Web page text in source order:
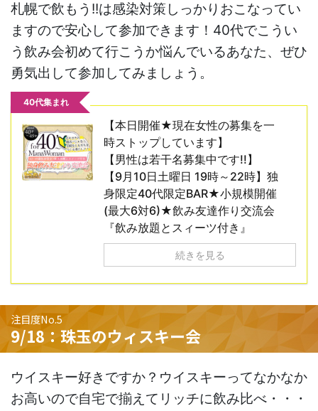
札幌で飲もう!!は感染対策しっかりおこなってい
ますので安心して参加できます！40代でこうい
う飲み会初めて行こうか悩んでいるあなた、ぜひ
勇気出して参加してみましょう。
40代集まれ
【本日開催★現在女性の募集を一
時ストップしています】
【男性は若干名募集中です!!】
【9月10日土曜日 19時～22時】独
身限定40代限定BAR★小規模開催
(最大6対6)★飲み友達作り交流会
『飲み放題とスィーツ付き』
続きを見る
注目度No.5
9/18：珠玉のウィスキー会
ウイスキー好きですか？ウイスキーってなかなか
お高いので自宅で揃えてリッチに飲み比べ・・・